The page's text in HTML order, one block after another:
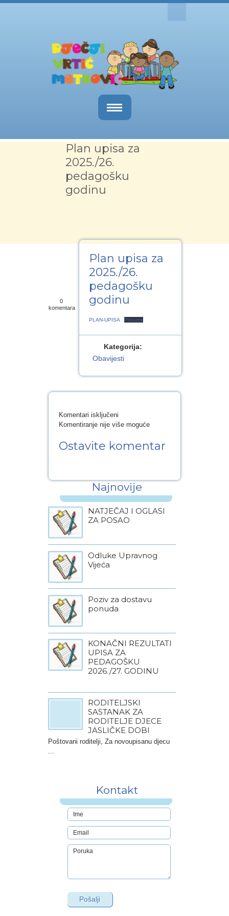
O nama
Obavijesti
Kutak za roditelje
e-Vrtić
Plan upisa za
2025./26.
pedagošku
godinu
0
komentara
Plan upisa za
2025./26.
pedagošku
godinu
PLAN-UPISA Preuzmi
Kategorija:
Obavijesti
Komentari isključeni
Plan
za
Komentiranje nije više moguće
Ostavite komentar
Najnovije
NATJEČAJ I OGLASI
ZA POSAO
Odluke Upravnog
Vijeća
Poziv za dostavu
ponuda
KONAČNI REZULTATI
UPISA ZA
PEDAGOŠKU
2026./27. GODINU
RODITELJSKI
SASTANAK ZA
RODITELJE DJECE
JASLIČKE DOBI
Poštovani roditelji, Za novoupisanu djecu
...
Kontakt